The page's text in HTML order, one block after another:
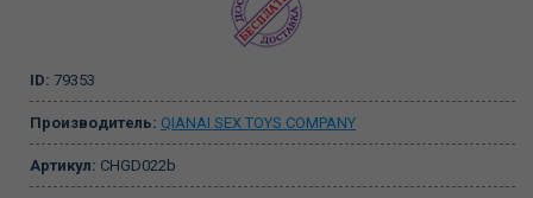
ID: 79353
Производитель: QIANAI SEX TOYS COMPANY
Артикул: CHGD022b